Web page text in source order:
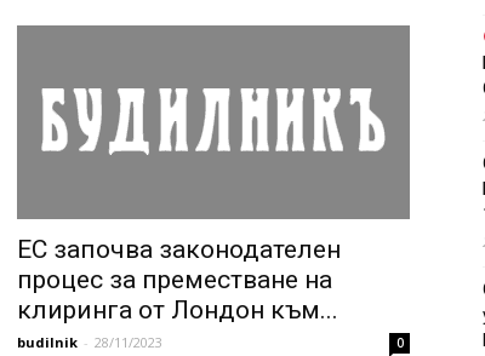
ЕС започва законодателен
процес за преместване на
клиринга от Лондон към...
budilnik - 28/11/2023 0